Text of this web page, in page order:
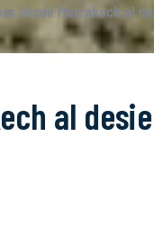
desde Marrakech al
al